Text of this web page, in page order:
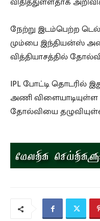
நேற்று இடம்பெற்ற
மும்பை இந்தியன்ஸ்
வித்தியாசத்தில்
IPL போட்டி தொடரில்
அணி விளையாடியுள்ள
தோல்வியை